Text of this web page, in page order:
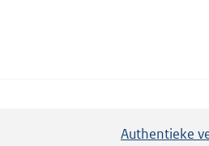
Authentieke